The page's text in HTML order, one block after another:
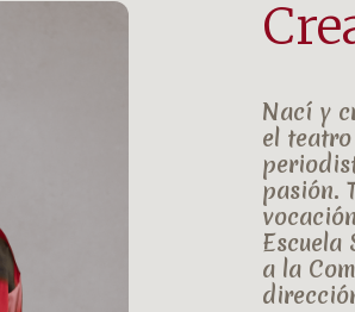
Nací y
el
pasión.
Escuela
a la